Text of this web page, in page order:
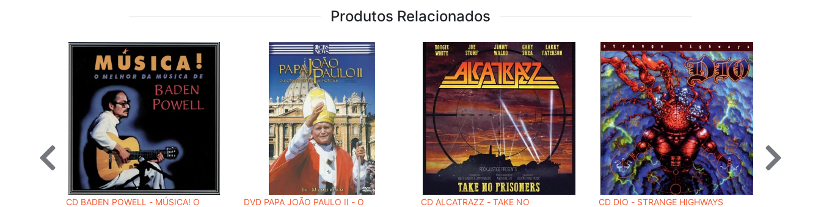
Produtos Relacionados
CD BADEN POWELL - MÚSICA! O
DVD PAPA JOÃO PAULO II - O
CD ALCATRAZZ - TAKE NO
CD DIO - STRANGE HIGHWAYS